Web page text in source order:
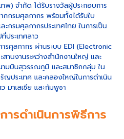
) จำกัด ได้รับรางวัลผู้ประกอบการ
กกรมศุลกากร พร้อมทั้งได้รับใบ
รมศุลกากรประเทศไทย ในการเป็น
ประเทศลาว
รศุลกากร ผ่านระบบ EDI (Electronic
านงานระหว่างสำนักงานใหญ่ และ
มบินสุวรรณภูมิ และสมาชิกกลุ่ม ใน
ประเทศ และคลองใหญ่ในการดำเนิน
มาเลเซีย และกัมพูชา
รดำเนินการพิธีการ